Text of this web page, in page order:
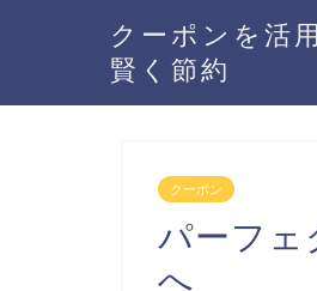
クーポンを活
賢く節約
クーポン
パーフェ
へ